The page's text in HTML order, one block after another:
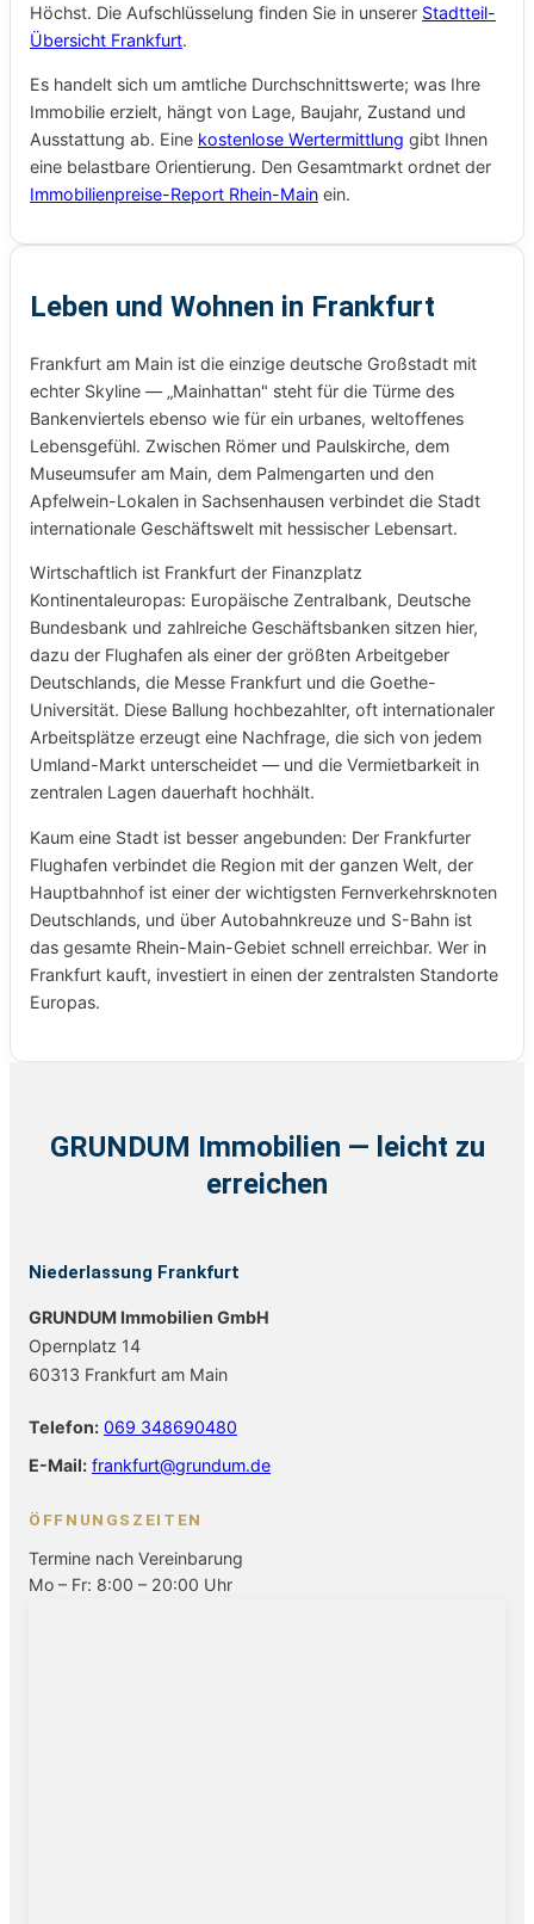
Höchst. Die Aufschlüsselung finden Sie in unserer Stadtteil-
Übersicht Frankfurt.
Es handelt sich um amtliche Durchschnittswerte; was Ihre
Immobilie erzielt, hängt von Lage, Baujahr, Zustand und
Ausstattung ab. Eine kostenlose Wertermittlung gibt Ihnen
eine belastbare Orientierung. Den Gesamtmarkt ordnet der
Immobilienpreise-Report Rhein-Main ein.
Leben und Wohnen in Frankfurt
Frankfurt am Main ist die einzige deutsche Großstadt mit
echter Skyline — „Mainhattan" steht für die Türme des
Bankenviertels ebenso wie für ein urbanes, weltoffenes
Lebensgefühl. Zwischen Römer und Paulskirche, dem
Museumsufer am Main, dem Palmengarten und den
Apfelwein-Lokalen in Sachsenhausen verbindet die Stadt
internationale Geschäftswelt mit hessischer Lebensart.
Wirtschaftlich ist Frankfurt der Finanzplatz
Kontinentaleuropas: Europäische Zentralbank, Deutsche
Bundesbank und zahlreiche Geschäftsbanken sitzen hier,
dazu der Flughafen als einer der größten Arbeitgeber
Deutschlands, die Messe Frankfurt und die Goethe-
Universität. Diese Ballung hochbezahlter, oft internationaler
Arbeitsplätze erzeugt eine Nachfrage, die sich von jedem
Umland-Markt unterscheidet — und die Vermietbarkeit in
zentralen Lagen dauerhaft hochhält.
Kaum eine Stadt ist besser angebunden: Der Frankfurter
Flughafen verbindet die Region mit der ganzen Welt, der
Hauptbahnhof ist einer der wichtigsten Fernverkehrsknoten
Deutschlands, und über Autobahnkreuze und S-Bahn ist
das gesamte Rhein-Main-Gebiet schnell erreichbar. Wer in
Frankfurt kauft, investiert in einen der zentralsten Standorte
Europas.
GRUNDUM Immobilien — leicht zu
erreichen
Niederlassung Frankfurt
GRUNDUM Immobilien GmbH
Opernplatz 14
60313 Frankfurt am Main
Telefon: 069 348690480
E-Mail: frankfurt@grundum.de
ÖFFNUNGSZEITEN
Termine nach Vereinbarung
Mo – Fr: 8:00 – 20:00 Uhr